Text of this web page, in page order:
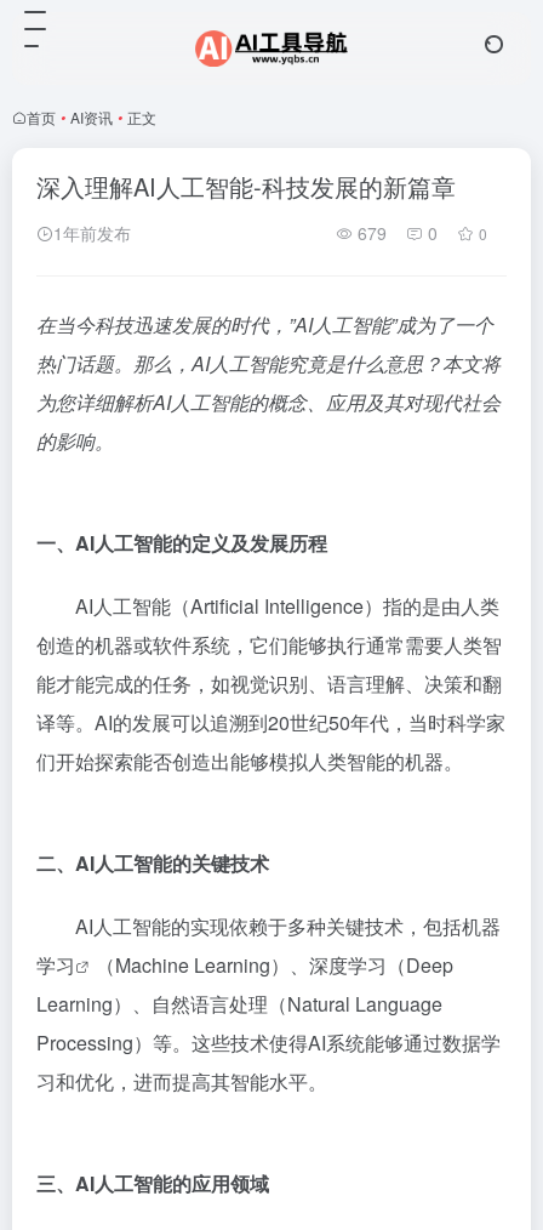
首页 • AI资讯 • 正文
深入理解AI人工智能-科技发展的新篇章
1年前发布 679 0 0
在当今科技迅速发展的时代，”AI人工智能”成为了一个
热门话题。那么，AI人工智能究竟是什么意思？本文将
为您详细解析AI人工智能的概念、应用及其对现代社会
的影响。
一、AI人工智能的定义及发展历程
AI人工智能（Artificial Intelligence）指的是由人类
创造的机器或软件系统，它们能够执行通常需要人类智
能才能完成的任务，如视觉识别、语言理解、决策和翻
译等。AI的发展可以追溯到20世纪50年代，当时科学家
们开始探索能否创造出能够模拟人类智能的机器。
二、AI人工智能的关键技术
AI人工智能的实现依赖于多种关键技术，包括机器
学习
（Machine Learning）、深度学习（Deep
Learning）、自然语言处理（Natural Language
Processing）等。这些技术使得AI系统能够通过数据学
习和优化，进而提高其智能水平。
三、AI人工智能的应用领域